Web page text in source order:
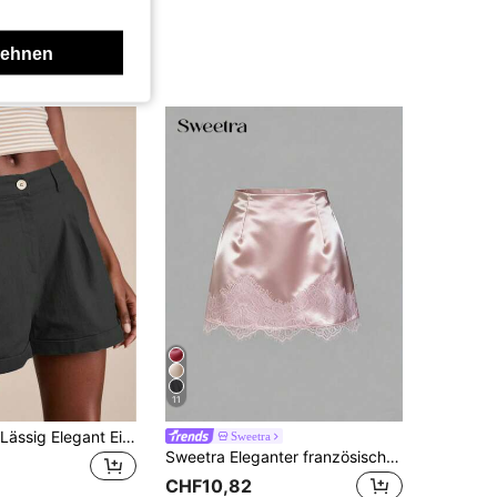
Damen Mode Lässig Elegant Einfarbig Knopf Shorts Sommer Schwarz
11
Sweetra
Sweetra Eleganter französischer Retro-Satinrock mit brauner Blumenapplikation, schicke Neuheit für den Frühlingsanfang
CHF10,82